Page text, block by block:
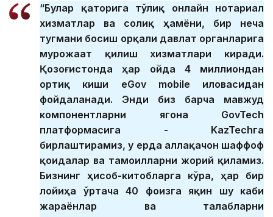
“Булар қаторига тўлиқ онлайн нотариал
хизматлар ва солиқ ҳамёни, бир неча
тугмани босиш орқали давлат органларига
мурожаат қилиш хизматлари киради.
Қозоғистонда ҳар ойда 4 миллиондан
ортиқ киши eGov mobile иловасидан
фойдаланади. Энди биз барча мавжуд
компонентларни ягона GovTech
платформасига - KazTechга
бирлаштирамиз, у ерда аллақачон шаффоф
қоидалар ва тамоилларни жорий қиламиз.
Бизнинг ҳисоб-китобларга кўра, ҳар бир
лойиҳа ўртача 40 фоизга яқин шу каби
жараёнлар ва талабларни